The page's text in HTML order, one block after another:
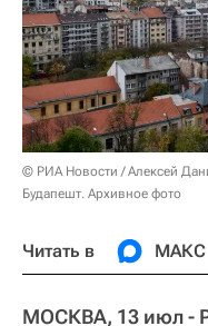
© РИА Новости / Алексей
Будапешт. Архивное фото
Читать в МАКС
МОСКВА, 13 июл -